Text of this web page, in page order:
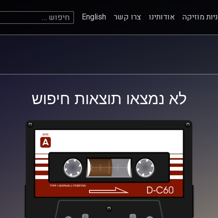
מוזיקה אודותינו צרו קשר English חיפוש:
לא נמצאו תוצאות חיפוש